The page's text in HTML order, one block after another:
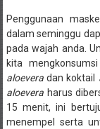
Penggunaan
dalam seminggu
pada wajah anda.
kita mengkonsumsi
aloeveradan koktail
aloeveraharus
15 menit, ini
menempel serta